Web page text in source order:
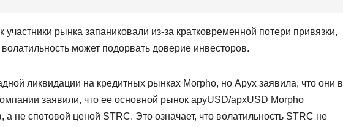
рынка запаниковали из-за кратковременной потери привязки,
может подорвать доверие инвесторов.
ликвидации на кредитных рынках Morpho, но Apyx заявила, что они в
заявили, что ее основной рынок apyUSD/apxUSD Morpho
не спотовой ценой STRC. Это означает, что волатильность STRC не